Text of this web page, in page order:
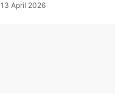
13 April 2026